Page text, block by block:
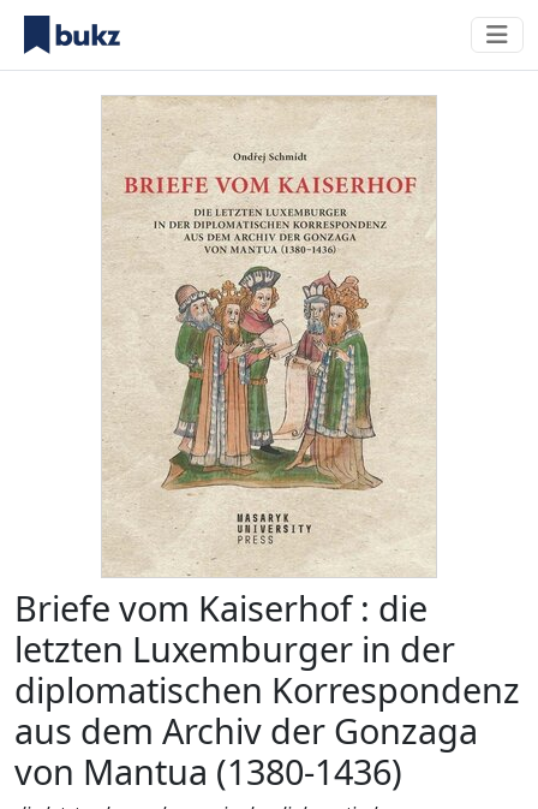
Briefe vom Kaiserhof : die
letzten Luxemburger in der
diplomatischen Korrespondenz
aus dem Archiv der Gonzaga
von Mantua (1380-1436)